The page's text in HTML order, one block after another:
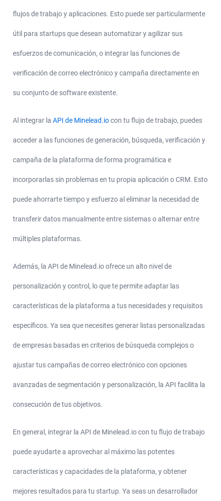
flujos de trabajo y aplicaciones. Esto puede ser particularmente
útil para startups que desean automatizar y agilizar sus
esfuerzos de comunicación, o integrar las funciones de
verificación de correo electrónico y campaña directamente en
su conjunto de software existente.
Al integrar laAPI de Minelead.iocon tu flujo de trabajo, puedes
acceder a las funciones de generación, búsqueda, verificación y
campaña de la plataforma de forma programática e
incorporarlas sin problemas en tu propia aplicación o CRM. Esto
puede ahorrarte tiempo y esfuerzo al eliminar la necesidad de
transferir datos manualmente entre sistemas o alternar entre
múltiples plataformas.
Además, la API de Minelead.io ofrece un alto nivel de
personalización y control, lo que te permite adaptar las
características de la plataforma a tus necesidades y requisitos
específicos. Ya sea que necesites generar listas personalizadas
de empresas basadas en criterios de búsqueda complejos o
ajustar tus campañas de correo electrónico con opciones
avanzadas de segmentación y personalización, la API facilita la
consecución de tus objetivos.
En general, integrar la API de Minelead.io con tu flujo de trabajo
puede ayudarte a aprovechar al máximo las potentes
características y capacidades de la plataforma, y obtener
mejores resultados para tu startup. Ya seas un desarrollador